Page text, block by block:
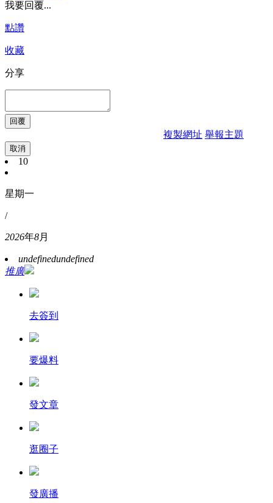
我要回覆...
點讚
收藏
分享
複製網址 舉報主題
取消
10
星期一
/
2026年8月
undefinedundefined
推廣
去簽到
要爆料
發文章
逛圈子
發廣播